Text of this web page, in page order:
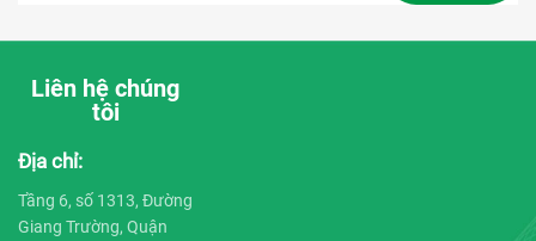
Liên hệ chúng
tôi
Địa chỉ:
Tầng 6, số 1313, Đường
Giang Trường, Quận